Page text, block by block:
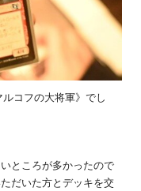
コフの大将軍》でし
ところが多かったので
だいた方とデッキを交